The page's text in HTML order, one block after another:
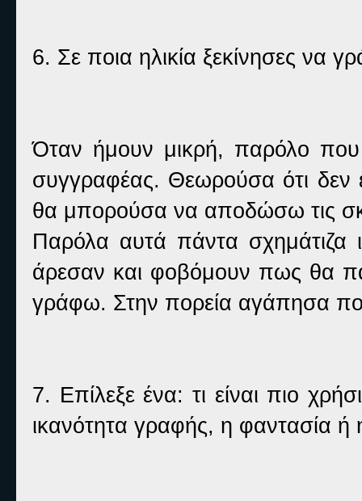
6. Σε ποια ηλικία ξεκίνησες να
Όταν ήμουν μικρή, παρόλο
συγγραφέας. Θεωρούσα ότι δεν
θα μπορούσα να αποδώσω τις
Παρόλα αυτά πάντα σχημάτιζα
άρεσαν και φοβόμουν πως θα
γράφω. Στην πορεία αγάπησα
7. Επίλεξε ένα: τι είναι πιο
ικανότητα γραφής, η φαντασία ή